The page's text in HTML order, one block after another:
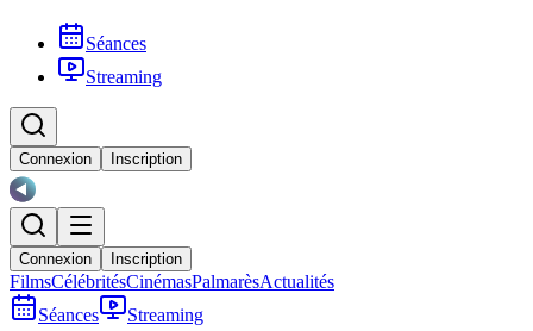
Séances
Streaming
Connexion Inscription
Connexion Inscription
FilmsCélébritésCinémasPalmarèsActualités
Séances
Streaming